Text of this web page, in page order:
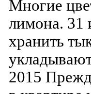
Многие
лимона. 31
хранить
2015